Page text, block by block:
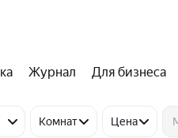
Журнал Для бизнеса
Комнат Цена